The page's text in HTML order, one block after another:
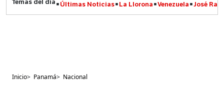
Últimas Noticias La Llorona Venezuela José
Inicio> Panamá> Nacional